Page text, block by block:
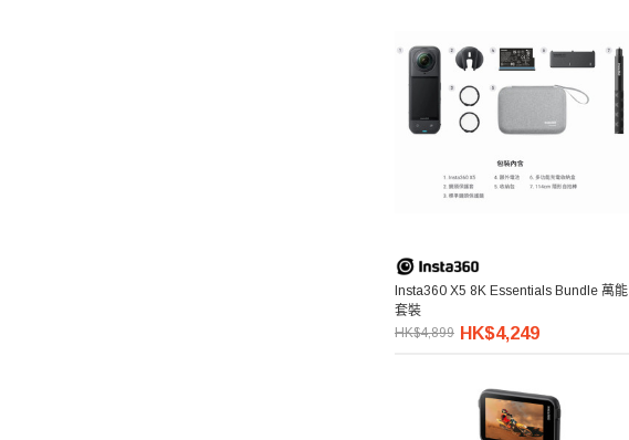
Insta360 X5 8K Essentials Bundle 萬能
套裝
HK$4,899 HK$4,249